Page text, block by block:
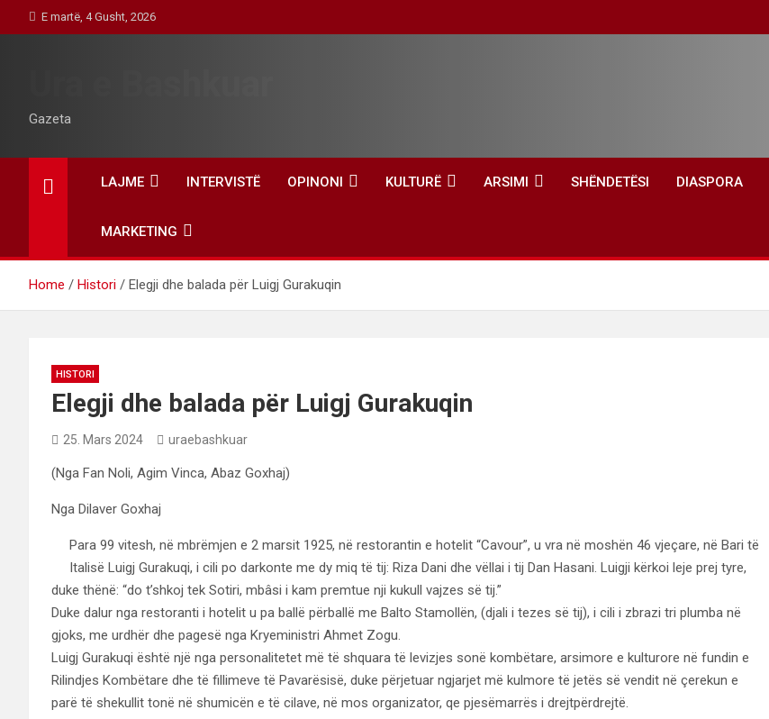
to
E martë, 4 Gusht, 2026
Gazeta
LAJME INTERVISTË OPINONI KULTURË ARSIMI SHËNDETËSI DIASPORA
MARKETING
Home Histori Elegji dhe balada për Luigj Gurakuqin
HISTORI
Elegji dhe balada për Luigj Gurakuqin
25. Mars 2024 uraebashkuar
(Nga Fan Noli, Agim Vinca, Abaz Goxhaj)
Nga Dilaver Goxhaj
Para 99 vitesh, në mbrëmjen e 2 marsit 1925, në restorantin e hotelit “Cavour”, u vra në moshën 46 vjeçare, në Bari të
Italisë Luigj Gurakuqi, i cili po darkonte me dy miq të tij: Riza Dani dhe vëllai i tij Dan Hasani. Luigji kërkoi leje prej tyre,
duke thënë: “do t’shkoj tek Sotiri, mbâsi i kam premtue nji kukull vajzes së tij.”
Duke dalur nga restoranti i hotelit u pa ballë përballë me Balto Stamollën, (djali i tezes së tij), i cili i zbrazi tri plumba në
gjoks, me urdhër dhe pagesë nga Kryeministri Ahmet Zogu.
Luigj Gurakuqi është një nga personalitetet më të shquara të levizjes sonë kombëtare, arsimore e kulturore në fundin e
Rilindjes Kombëtare dhe të fillimeve të Pavarësisë, duke përjetuar ngjarjet më kulmore të jetës së vendit në çerekun e
parë të shekullit tonë në shumicën e të cilave, në mos organizator, qe pjesëmarrës i drejtpërdrejtë.